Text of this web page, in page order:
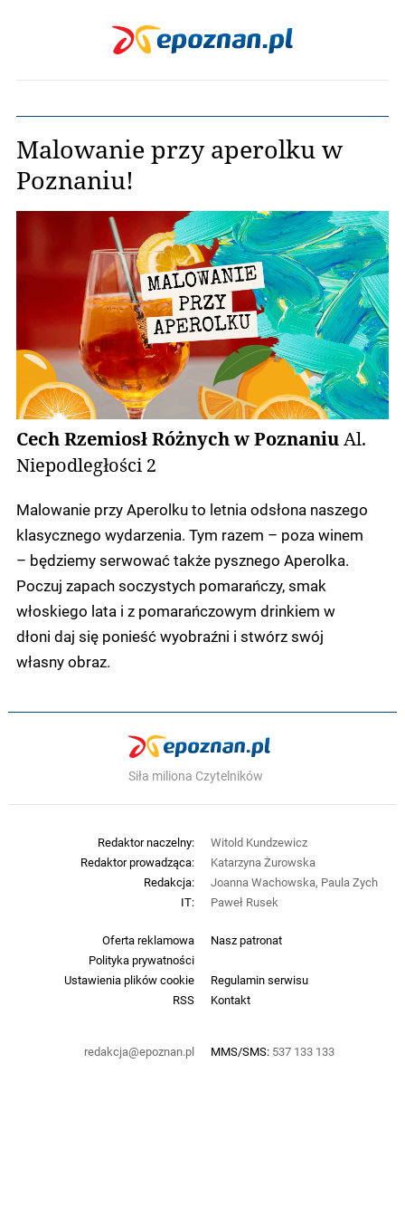
Malowanie przy aperolku w
Poznaniu!
Cech Rzemiosł Różnych w Poznaniu Al.
Niepodległości 2
Malowanie przy Aperolku to letnia odsłona naszego
klasycznego wydarzenia. Tym razem – poza winem
– będziemy serwować także pysznego Aperolka.
Poczuj zapach soczystych pomarańczy, smak
włoskiego lata i z pomarańczowym drinkiem w
dłoni daj się ponieść wyobraźni i stwórz swój
własny obraz.
Siła miliona Czytelników
Oferta reklamowa
Nasz patronat
Polityka prywatności
Ustawienia plików cookie
Regulamin serwisu
RSS
Kontakt
redakcja@epoznan.pl MMS/SMS: 537 133 133
Redaktor naczelny:
Witold Kundzewicz
Redaktor prowadząca:
Katarzyna Żurowska
Redakcja:
Joanna Wachowska, Paula Zych
IT:
Paweł Rusek